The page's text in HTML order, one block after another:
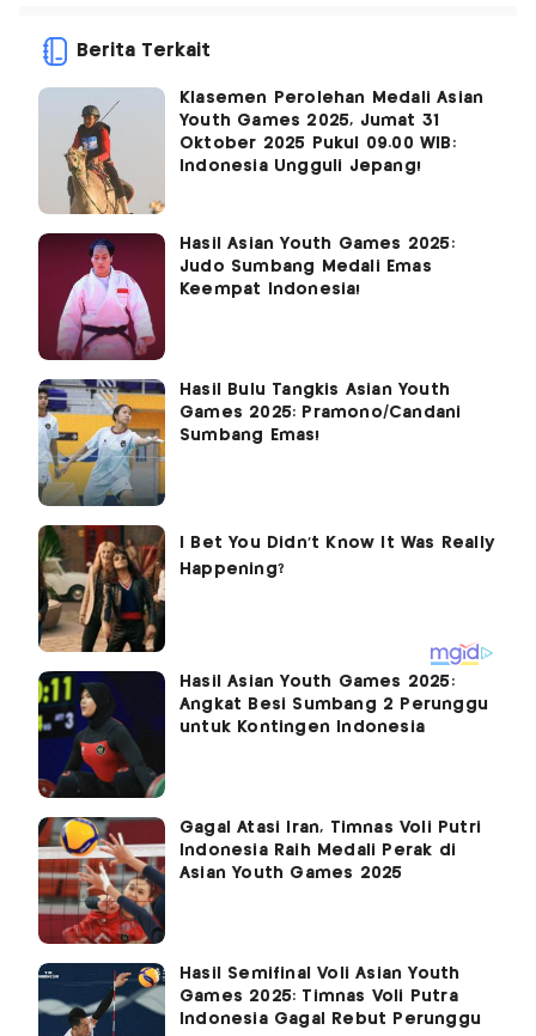
Berita Terkait
Klasemen Perolehan Medali Asian
Youth Games 2025, Jumat 31
Oktober 2025 Pukul 09.00 WIB:
Indonesia Ungguli Jepang!
Hasil Asian Youth Games 2025:
Judo Sumbang Medali Emas
Keempat Indonesia!
Hasil Bulu Tangkis Asian Youth
Games 2025: Pramono/Candani
Sumbang Emas!
Hasil Asian Youth Games 2025:
Angkat Besi Sumbang 2 Perunggu
untuk Kontingen Indonesia
Gagal Atasi Iran, Timnas Voli Putri
Indonesia Raih Medali Perak di
Asian Youth Games 2025
Hasil Semifinal Voli Asian Youth
Games 2025: Timnas Voli Putra
Indonesia Gagal Rebut Perunggu